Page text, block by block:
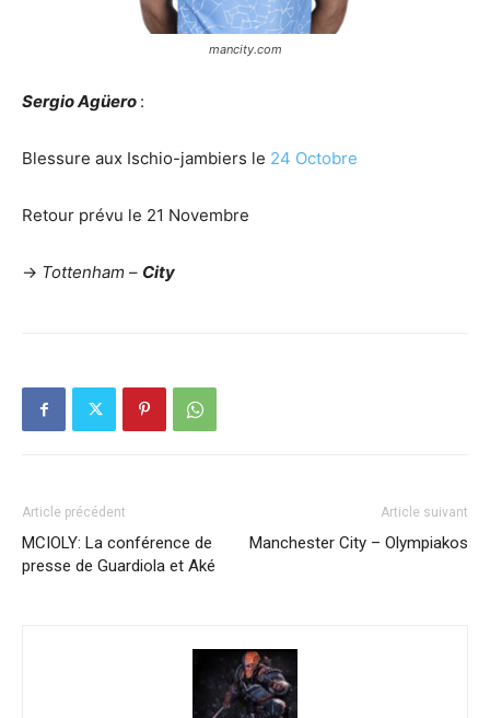
mancity.com
Sergio Agüero :
Blessure aux Ischio-jambiers le 24 Octobre
Retour prévu le 21 Novembre
-> Tottenham – City
Article précédent
MCIOLY: La conférence de
presse de Guardiola et Aké
Article suivant
Manchester City – Olympiakos